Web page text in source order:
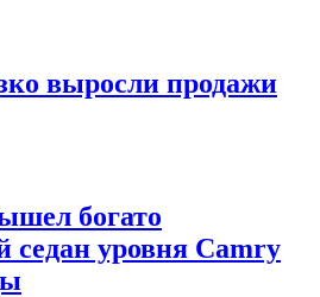
выросли продажи
богато
седан уровня Camry